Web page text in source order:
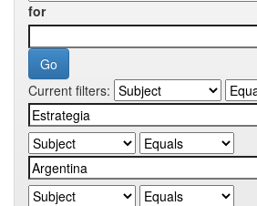
for
Current filters: